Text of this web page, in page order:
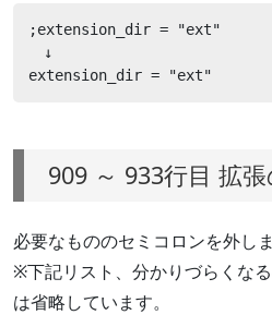
;extension_dir = "ext"
↓
extension_dir = "ext"
909 ～ 933行目 拡
必要なもののセミコロンを外しま
※下記リスト、分かりづらくな
は省略しています。